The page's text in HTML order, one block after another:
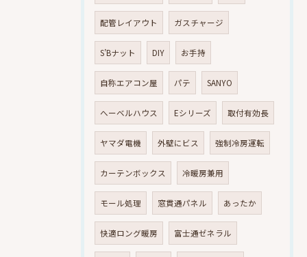
配管レイアウト ガスチャージ
S’Bナット DIY お手持
自称エアコン屋 パテ SANYO
へーベルハウス Eシリーズ 取付有効長
ヤマダ電機 外壁にビス 強制冷房運転
カーテンボックス 冷暖房兼用
モール処理 窓貫通パネル あったか
快適ロング暖房 富士通ゼネラル